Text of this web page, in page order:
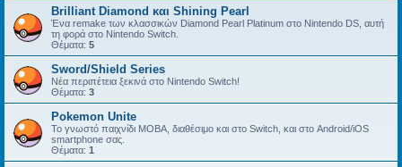
Brilliant Diamond και Shining Pearl
Ένα remake των κλασσικών Diamond Pearl Platinum στο Nintendo DS, αυτή
τη φορά στο Nintendo Switch.
Θέματα: 5
Sword/Shield Series
Νέα περιπέτεια ξεκινά στο Nintendo Switch!
Θέματα: 3
Pokemon Unite
Το γνωστό παιχνίδι MOBA, διαθέσιμο και στο Switch, και στο Android/iOS
smartphone σας.
Θέματα: 1